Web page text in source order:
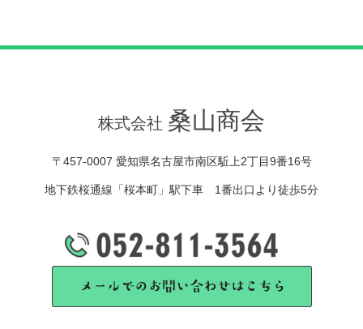
株式会社 桑山商会
〒457-0007 愛知県名古屋市南区駈上2丁目9番16号
地下鉄桜通線「桜本町」駅下車 1番出口より徒歩5分